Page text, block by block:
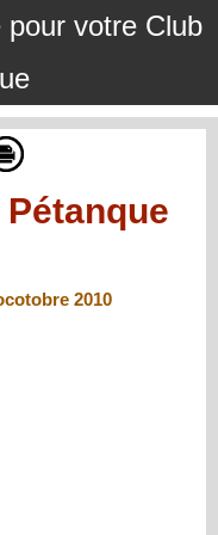
votre Club
2010